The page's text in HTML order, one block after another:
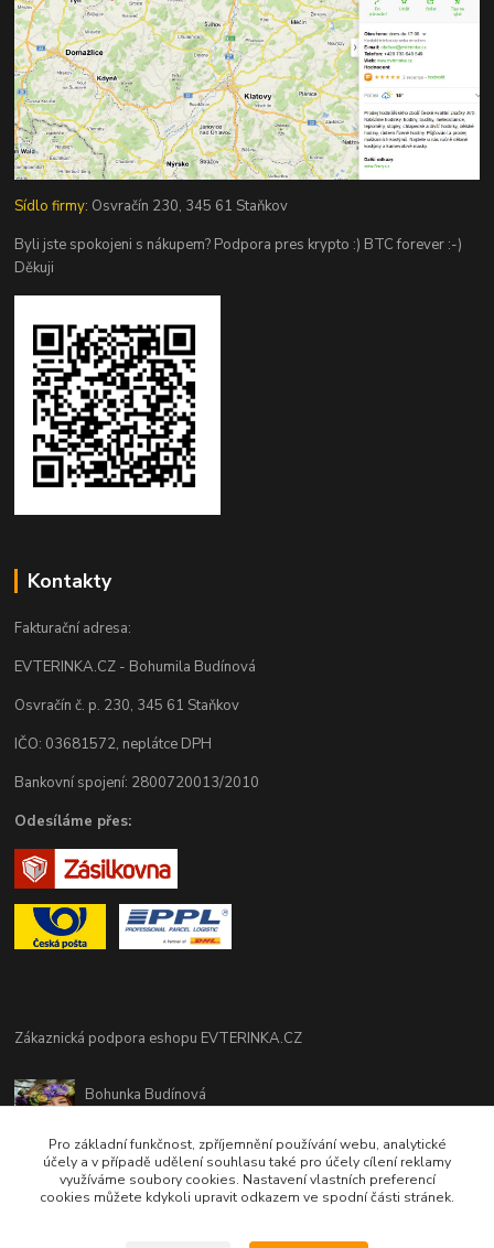
Sídlo firmy: Osvračín 230, 345 61 Staňkov
Byli jste spokojeni s nákupem? Podpora pres krypto :) BTC forever :-)
Děkuji
Kontakty
Fakturační adresa:
EVTERINKA.CZ - Bohumila Budínová
Osvračín č. p. 230, 345 61 Staňkov
IČO: 03681572, neplátce DPH
Bankovní spojení: 2800720013/2010
Odesíláme přes:
Zákaznická podpora eshopu EVTERINKA.CZ
Bohunka Budínová
(Po-Pá - 9:00-17:00hod, So 8:00-12:00hod)
obchod@evterinka.cz
Pro základní funkčnost, zpříjemnění používání webu, analytické
účely a v případě udělení souhlasu také pro účely cílení reklamy
využíváme soubory cookies. Nastavení vlastních preferencí
cookies můžete kdykoli upravit odkazem ve spodní části stránek.